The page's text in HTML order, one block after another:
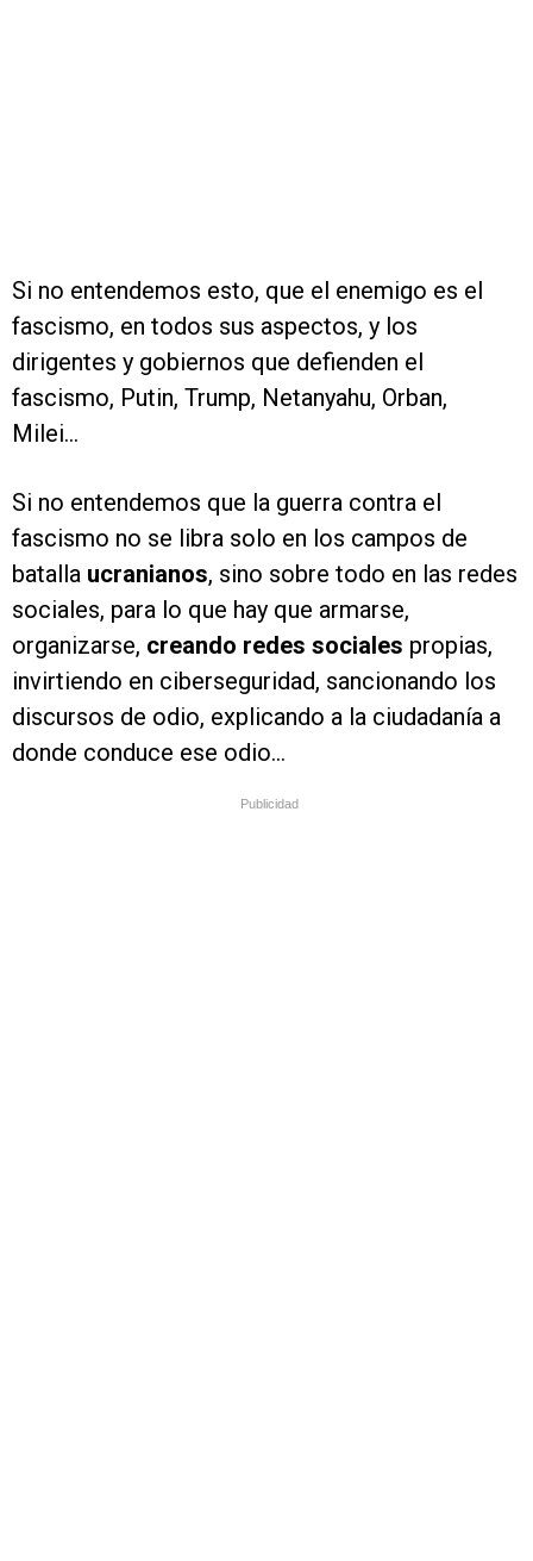
Si no entendemos esto, que el enemigo es el
fascismo, en todos sus aspectos, y los
dirigentes y gobiernos que defienden el
fascismo, Putin, Trump, Netanyahu, Orban,
Milei…
Si no entendemos que la guerra contra el
fascismo no se libra solo en los campos de
batalla ucranianos, sino sobre todo en las redes
sociales, para lo que hay que armarse,
organizarse, creando redes sociales propias,
invirtiendo en ciberseguridad, sancionando los
discursos de odio, explicando a la ciudadanía a
donde conduce ese odio…
Publicidad